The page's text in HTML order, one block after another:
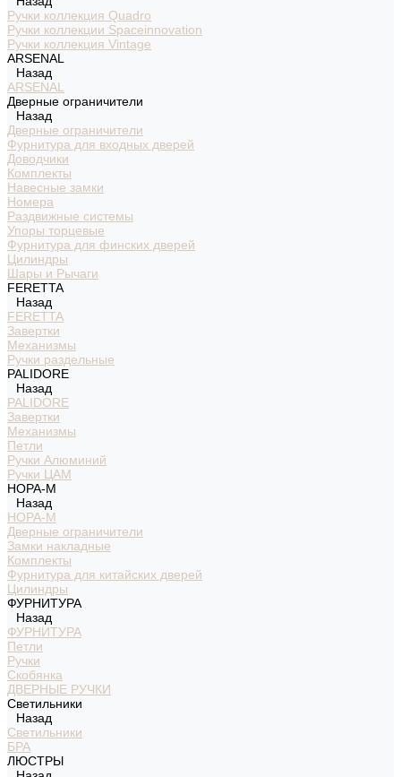
Ручки коллекция Quadro
Ручки коллекции Spaceinnovation
Ручки коллекция Vintage
ARSENAL
Назад
ARSENAL
Дверные ограничители
Назад
Дверные ограничители
Фурнитура для входных дверей
Доводчики
Комплекты
Навесные замки
Номера
Раздвижные системы
Упоры торцевые
Фурнитура для финских дверей
Цилиндры
Шары и Рычаги
FERETTA
Назад
FERETTA
Завертки
Механизмы
Ручки раздельные
PALIDORE
Назад
PALIDORE
Завертки
Механизмы
Петли
Ручки Алюминий
Ручки ЦАМ
НОРА-М
Назад
НОРА-М
Дверные ограничители
Замки накладные
Комплекты
Фурнитура для китайских дверей
Цилиндры
ФУРНИТУРА
Назад
ФУРНИТУРА
Петли
Ручки
Скобянка
ДВЕРНЫЕ РУЧКИ
Светильники
Назад
Светильники
БРА
ЛЮСТРЫ